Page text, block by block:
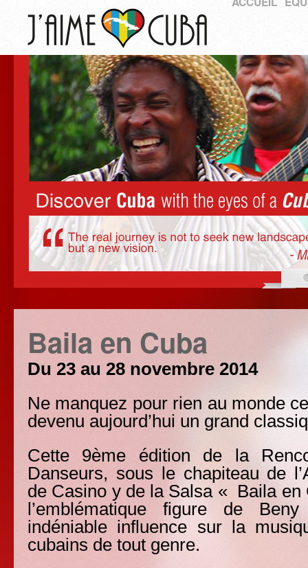
Baila en Cuba
Du 23 au 28 novembre 2014
Ne manquez pour rien au monde
devenu aujourd’hui un grand
Cette 9ème édition de la
Danseurs, sous le chapiteau de
de Casino y de la Salsa « Baila en
l’emblématique figure de
indéniable influence sur la
cubains de tout genre.